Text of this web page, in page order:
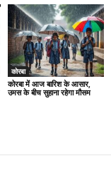
कोरबा
कोरबा में आज बारिश के आसार,
उमस के बीच सुहाना रहेगा मौसम